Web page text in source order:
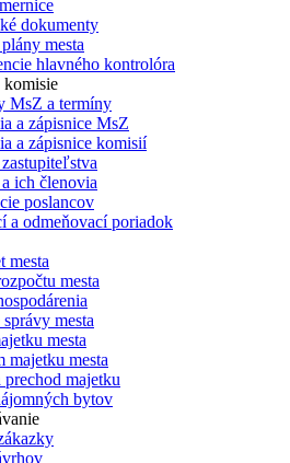
dokumenty
mesta
hlavného kontrolóra
MsZ a termíny
a zápisnice MsZ
a zápisnice komisií
ich členovia
poslancov
a odmeňovací poriadok
mesta
mesta
mesta
mesta
majetku mesta
prechod majetku
bytov